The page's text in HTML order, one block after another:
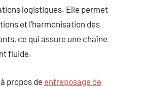
logistiques. Elle permet
et l’harmonisation des
ce qui assure une chaîne
fluide.
propos de entreposage de